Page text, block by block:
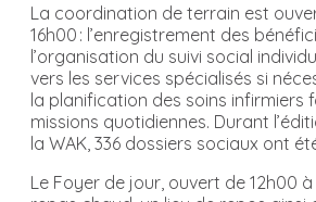
La coordination de terrain est
16h00 : l’enregistrement des
l’organisation du suivi social
vers les services spécialisés si
la planification des soins infirmiers
missions quotidiennes. Durant
la WAK, 336 dossiers sociaux ont
Le Foyer de jour, ouvert de 12h00